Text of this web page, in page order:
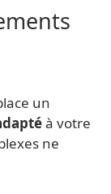
un
à votre
ne